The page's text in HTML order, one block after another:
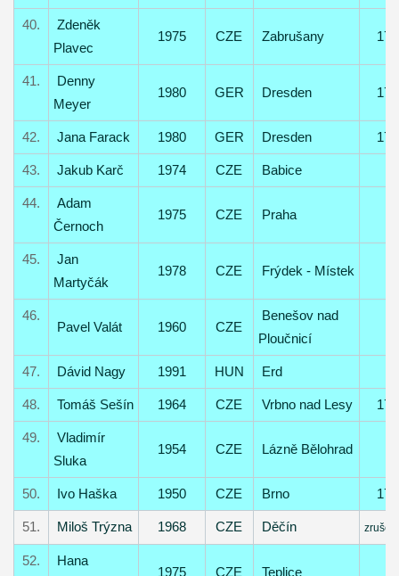
40.
Zdeněk
Plavec
1975 CZE Zabrušany 17
41.
Denny
Meyer
1980 GER Dresden 17
42. Jana Farack 1980 GER Dresden 17
43. Jakub Karč 1974 CZE Babice
44.
Adam
Černoch
1975 CZE Praha
45.
Jan
Martyčák
1978 CZE Frýdek - Místek
46.
Pavel Valát 1960 CZE
Benešov nad
Ploučnicí
47. Dávid Nagy 1991 HUN Erd
48. Tomáš Sešín 1964 CZE Vrbno nad Lesy 17
49.
Vladimír
Sluka
1954 CZE Lázně Bělohrad
50. Ivo Haška 1950 CZE Brno 17
51. Miloš Trýzna 1968 CZE Děčín
52.
Hana
1975 CZE Teplice